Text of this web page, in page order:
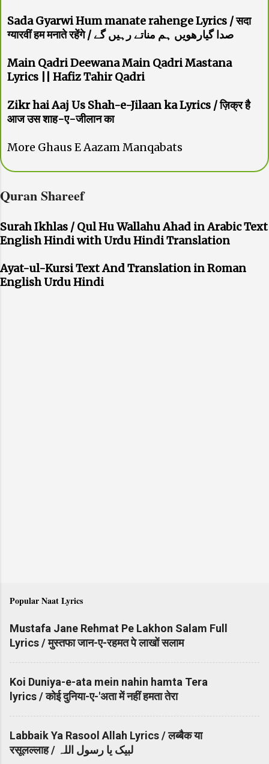
Sada Gyarwi Hum manate rahenge Lyrics / सदा
ग्यारवीं हम मनाते रहेंगे / صدا گیارھویں ہم مناتے رہیں گے
Main Qadri Deewana Main Qadri Mastana
Lyrics || Hafiz Tahir Qadri
Zikr hai Aaj Us Shah-e-Jilaan ka Lyrics / ज़िक्र है
आज उस शाह-ए-जीलान का
More Ghaus E Aazam Manqabats
Quran Shareef
Surah Ikhlas / Qul Hu Wallahu Ahad in Arabic Text
English Hindi with Urdu Hindi Translation
Ayat-ul-Kursi Text And Translation in Roman
English Urdu Hindi
Popular Naat Lyrics
Mustafa Jane Rehmat Pe Lakhon Salam Full
Lyrics / मुस्तफा जान-ए-रहमत पे लाखों सलाम
Koi Duniya-e-ata mein nahin hamta Tera
lyrics / कोई दुनिया-ए-'अता में नहीं हमता तेरा
Labbaik Ya Rasool Allah Lyrics / लब्बैक या
रसूलल्लाह / لبیک یا رسول اللہ